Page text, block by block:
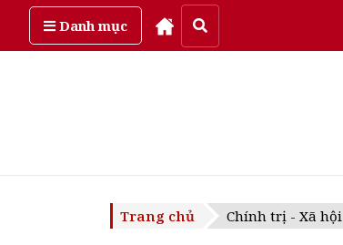
Danh mụcThứ sáu, ngày 7/08/2026
Trang chủ Chính trị - Xã hội